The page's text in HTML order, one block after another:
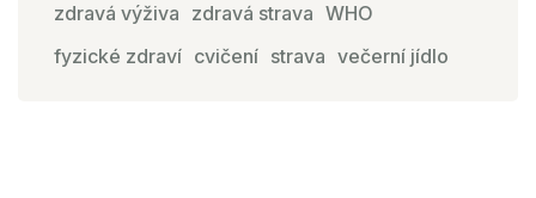
zdravá výživa zdravá strava WHO
fyzické zdraví cvičení strava večerní jídlo